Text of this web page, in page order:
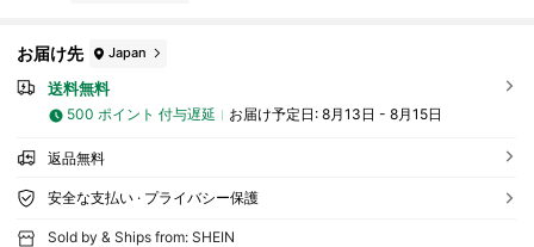
お届け先 Japan
送料無料
500 ポイント 付与遅延 お届け予定日: 8月13日 - 8月15日
返品無料
安全な支払い · プライバシー保護
Sold by & Ships from: SHEIN